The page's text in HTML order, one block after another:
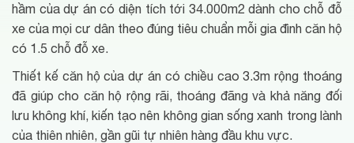
hầm của dự án có diện tích tới 34.000m2 dành cho chỗ đỗ
xe của mọi cư dân theo đúng tiêu chuẩn mỗi gia đình căn hộ
có 1.5 chỗ đỗ xe.
Thiết kế căn hộ của dự án có chiều cao 3.3m rộng thoáng
đã giúp cho căn hộ rộng rãi, thoáng đãng và khả năng đối
lưu không khí, kiến tạo nên không gian sống xanh trong lành
của thiên nhiên, gần gũi tự nhiên hàng đầu khu vực.